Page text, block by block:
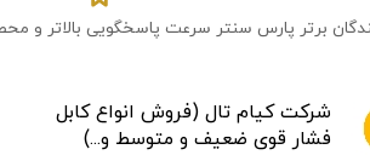
برتر پارس سنتر سرعت پاسخگویی بالاتر و
شرکت کیام تال (فروش انواع کابل
فشار قوی ضعیف و متوسط و...)